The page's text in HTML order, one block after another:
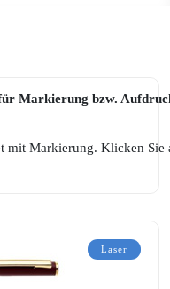
Markierung bzw.
mit Markierung. Klicken Sie
Laser